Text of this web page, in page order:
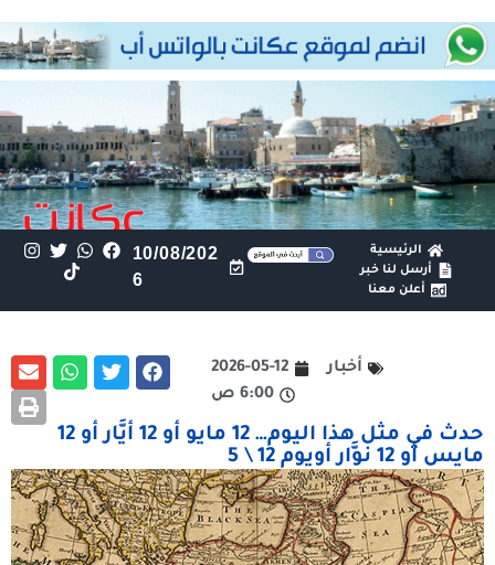
الرئيسية
أرسل لنا خبر
أعلن معنا
10/08/202
6
أخبار
2026-05-12
6:00 ص
حدث في مثل هذا اليوم… 12 مايو أو 12 أيَّار أو 12
مايس أو 12 نوَّار أويوم 12 \ 5